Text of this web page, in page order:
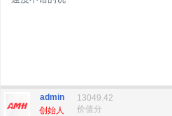
admin
创始人
13049.42
价值分